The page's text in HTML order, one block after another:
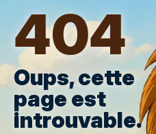
404
Oups, cette
page est
introuvable.